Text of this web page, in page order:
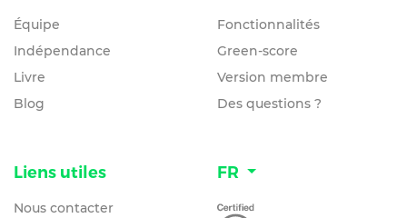
Équipe
Indépendance
Livre
Blog
Fonctionnalités
Green-score
Version membre
Des questions ?
Liens utiles
Nous contacter
FR